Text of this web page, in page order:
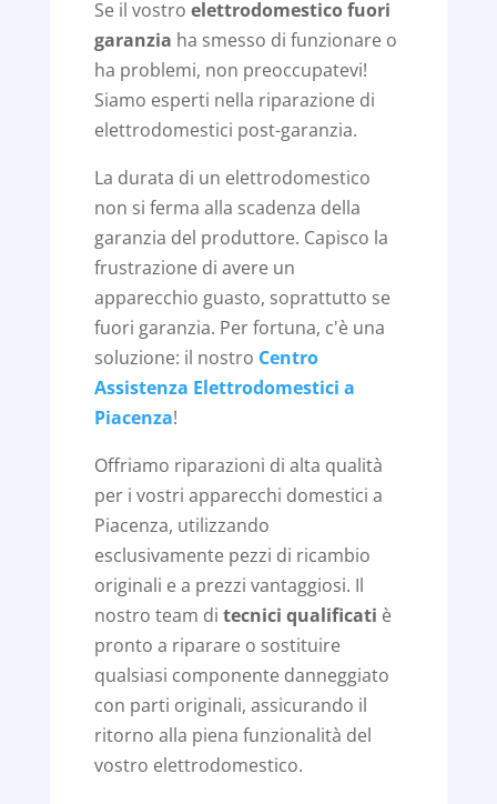
Se il vostro elettrodomestico fuori
garanzia ha smesso di funzionare o
ha problemi, non preoccupatevi!
Siamo esperti nella riparazione di
elettrodomestici post-garanzia.
La durata di un elettrodomestico
non si ferma alla scadenza della
garanzia del produttore. Capisco la
frustrazione di avere un
apparecchio guasto, soprattutto se
fuori garanzia. Per fortuna, c'è una
soluzione: il nostro Centro
Assistenza Elettrodomestici a
Piacenza!
Offriamo riparazioni di alta qualità
per i vostri apparecchi domestici a
Piacenza, utilizzando
esclusivamente pezzi di ricambio
originali e a prezzi vantaggiosi. Il
nostro team di tecnici qualificati è
pronto a riparare o sostituire
qualsiasi componente danneggiato
con parti originali, assicurando il
ritorno alla piena funzionalità del
vostro elettrodomestico.